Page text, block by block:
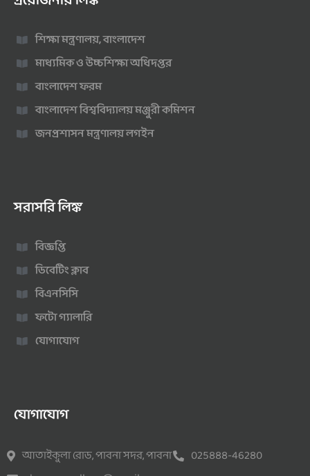
শিক্ষা মন্ত্রণালয়, বাংলাদেশ
মাধ্যমিক ও উচ্চশিক্ষা অধিদপ্তর
বাংলাদেশ ফরম
বাংলাদেশ বিশ্ববিদ্যালয় মঞ্জুরী কমিশন
জনপ্রশাসন মন্ত্রণালয় লগইন
সরাসরি লিঙ্ক
বিজ্ঞপ্তি
ডিবেটিং ক্লাব
বিএনসিসি
ফটো গ্যালারি
যোগাযোগ
যোগাযোগ
আতাইকুলা রোড, পাবনা সদর, পাবনা
025888-46280